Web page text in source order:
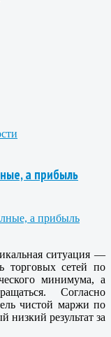
а прибыль
ситуация —
торговых сетей по
минимума, а
Согласно
чистой маржи по
низкий результат за